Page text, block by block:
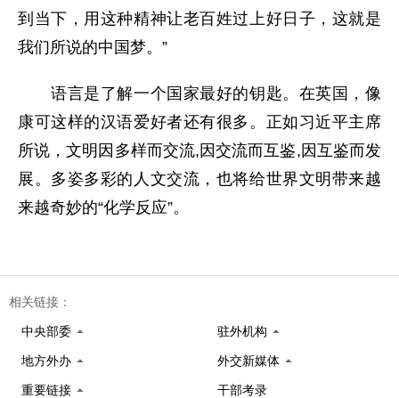
到当下，用这种精神让老百姓过上好日子，这就是
我们所说的中国梦。”
语言是了解一个国家最好的钥匙。在英国，像
康可这样的汉语爱好者还有很多。正如习近平主席
所说，文明因多样而交流,因交流而互鉴,因互鉴而发
展。多姿多彩的人文交流，也将给世界文明带来越
来越奇妙的“化学反应”。
相关链接：
中央部委 驻外机构
地方外办 外交新媒体
重要链接 干部考录